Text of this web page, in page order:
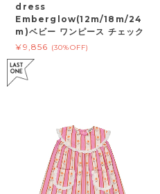
dress
Emberglow(12m/18m/24
m)ベビー ワンピース チェック
¥9,856 (30%OFF)